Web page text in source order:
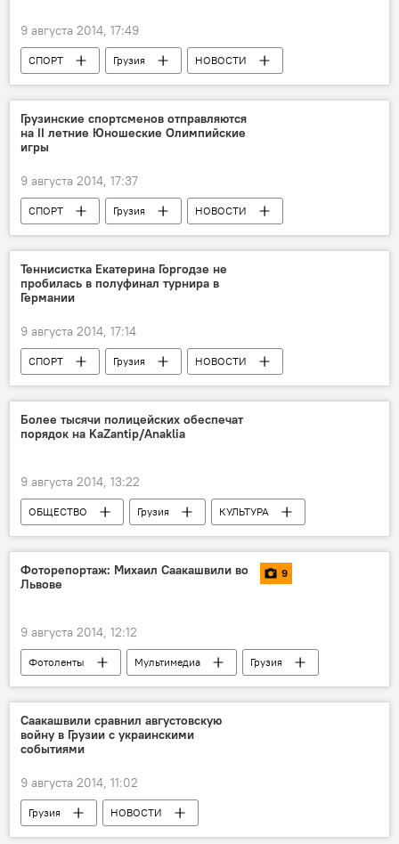
9 августа 2014, 17:49
СПОРТ Грузия НОВОСТИ
Грузинские спортсменов отправляются
на II летние Юношеские Олимпийские
игры
9 августа 2014, 17:37
СПОРТ Грузия НОВОСТИ
Теннисистка Екатерина Горгодзе не
пробилась в полуфинал турнира в
Германии
9 августа 2014, 17:14
СПОРТ Грузия НОВОСТИ
Более тысячи полицейских обеспечат
порядок на KaZantip/Anaklia
9 августа 2014, 13:22
ОБЩЕСТВО Грузия
КУЛЬТУРА
НОВОСТИ
Фоторепортаж: Михаил Саакашвили во
Львове
9
9 августа 2014, 12:12
Фотоленты Мультимедиа
Грузия
ОБЩЕСТВО
НОВОСТИ
Саакашвили сравнил августовскую
войну в Грузии с украинскими
событиями
9 августа 2014, 11:02
Грузия НОВОСТИ